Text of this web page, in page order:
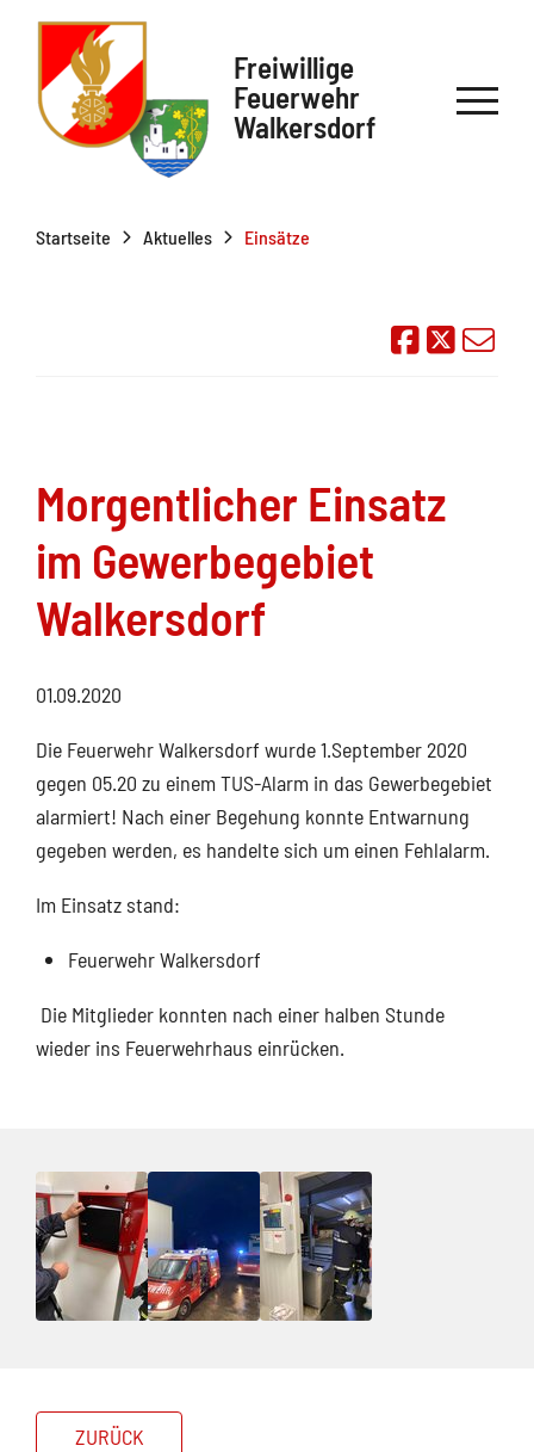
Freiwillige
Feuerwehr
Walkersdorf
Startseite Aktuelles Einsätze
Auf
Morgentlicher Einsatz
im Gewerbegebiet
Walkersdorf
01.09.2020
Die Feuerwehr Walkersdorf wurde 1.September 2020
gegen 05.20 zu einem TUS-Alarm in das Gewerbegebiet
alarmiert! Nach einer Begehung konnte Entwarnung
gegeben werden, es handelte sich um einen Fehlalarm.
Im Einsatz stand:
Feuerwehr Walkersdorf
Die Mitglieder konnten nach einer halben Stunde
wieder ins Feuerwehrhaus einrücken.
ZURÜCK